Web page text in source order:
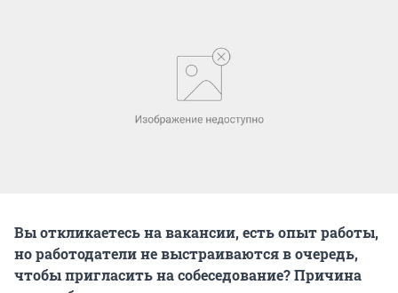
Вы откликаетесь на вакансии, есть опыт работы,
но работодатели не выстраиваются в очередь,
чтобы пригласить на собеседование? Причина